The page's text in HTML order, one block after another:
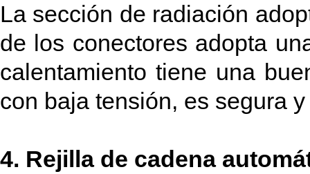
La sección de radiación
de los conectores adopta
calentamiento tiene una
con baja tensión, es segura
4. Rejilla de cadena